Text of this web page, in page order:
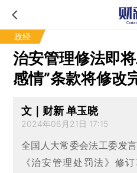
政经
治安管理修法即
感情”条款将修改
文｜财新 单玉晓
2024年06月21日 17:15
全国人大常委会法工委发
《治安管理处罚法》修